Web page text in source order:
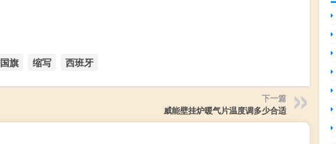
国旗 缩写 西班牙
下一篇
威能壁挂炉暖气片温度调多少合适